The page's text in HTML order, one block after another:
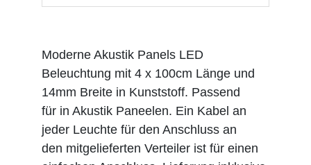
Moderne Akustik Panels LED
Beleuchtung mit 4 x 100cm Länge und
14mm Breite in Kunststoff. Passend
für in Akustik Paneelen. Ein Kabel an
jeder Leuchte für den Anschluss an
den mitgelieferten Verteiler ist für einen